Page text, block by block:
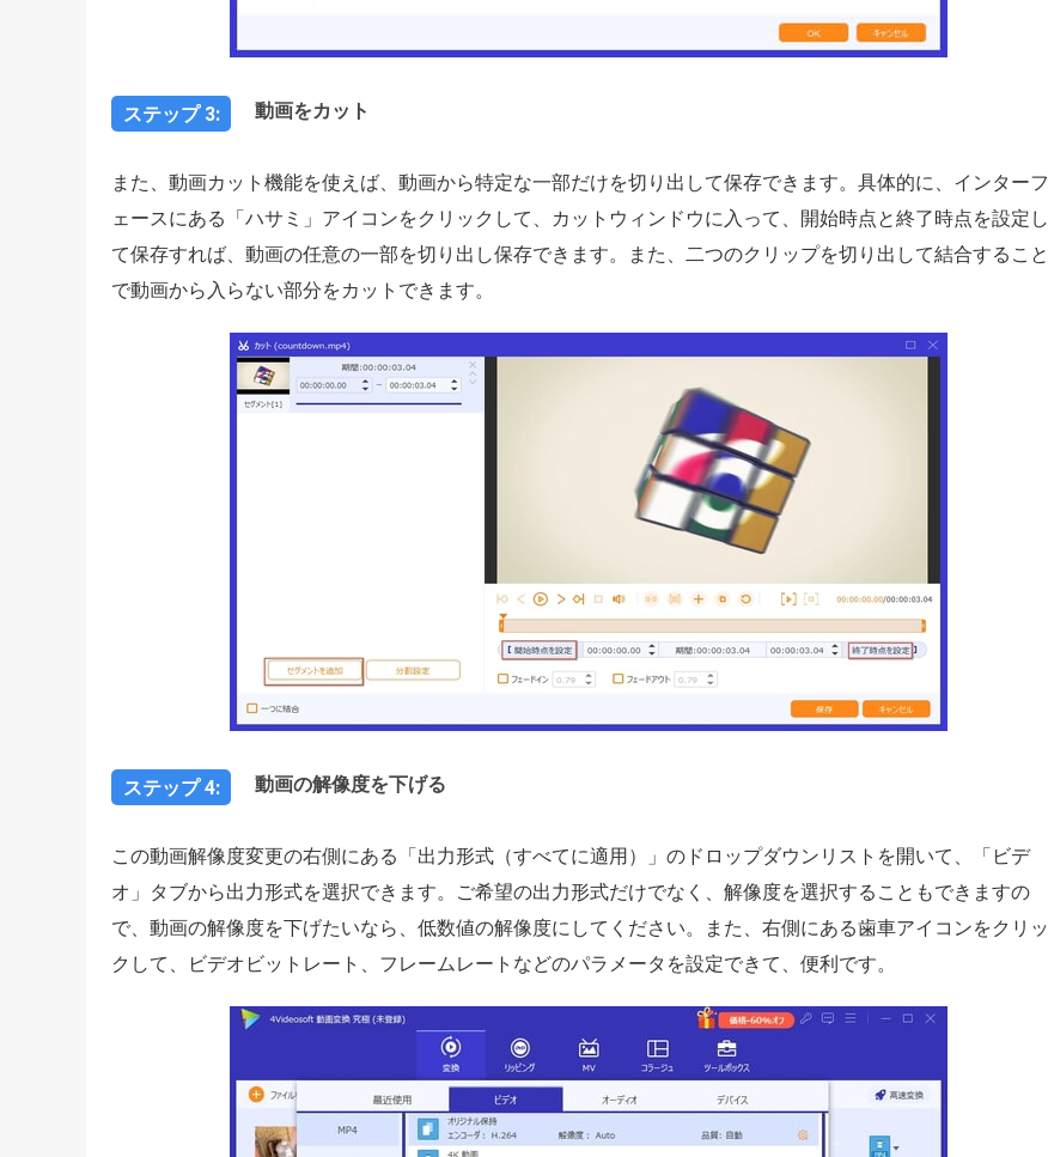
ステップ 3: 動画をカット
また、動画カット機能を使えば、動画から特定な一部だけを切り出して保存できます。具体的に、インターフ
ェースにある「ハサミ」アイコンをクリックして、カットウィンドウに入って、開始時点と終了時点を設定し
て保存すれば、動画の任意の一部を切り出し保存できます。また、二つのクリップを切り出して結合すること
で動画から入らない部分をカットできます。
ステップ 4: 動画の解像度を下げる
この動画解像度変更の右側にある「出力形式（すべてに適用）」のドロップダウンリストを開いて、「ビデ
オ」タブから出力形式を選択できます。ご希望の出力形式だけでなく、解像度を選択することもできますの
で、動画の解像度を下げたいなら、低数値の解像度にしてください。また、右側にある歯車アイコンをクリッ
クして、ビデオビットレート、フレームレートなどのパラメータを設定できて、便利です。